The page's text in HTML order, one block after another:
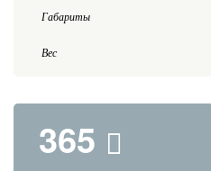
Габариты
Вес
365